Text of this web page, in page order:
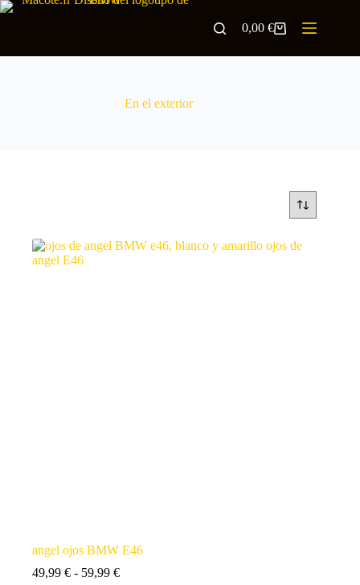
0,00€
En el exterior
angel ojos BMW E46
49,99 € - 59,99 €